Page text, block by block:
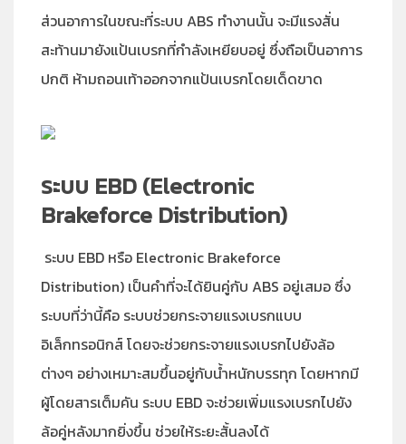
ส่วนอาการในขณะที่ระบบ ABS ทำงานนั้น จะมีแรงสั่น
สะท้านมายังแป้นเบรกที่กำลังเหยียบอยู่ ซึ่งถือเป็นอาการ
ปกติ ห้ามถอนเท้าออกจากแป้นเบรกโดยเด็ดขาด
ระบบ EBD (Electronic
Brakeforce Distribution)
ระบบ EBD หรือ Electronic Brakeforce
Distribution) เป็นคำที่จะได้ยินคู่กับ ABS อยู่เสมอ ซึ่ง
ระบบที่ว่านี้คือ ระบบช่วยกระจายแรงเบรกแบบ
อิเล็กทรอนิกส์ โดยจะช่วยกระจายแรงเบรกไปยังล้อ
ต่างๆ อย่างเหมาะสมขึ้นอยู่กับน้ำหนักบรรทุก โดยหากมี
ผู้โดยสารเต็มคัน ระบบ EBD จะช่วยเพิ่มแรงเบรกไปยัง
ล้อคู่หลังมากยิ่งขึ้น ช่วยให้ระยะสั้นลงได้